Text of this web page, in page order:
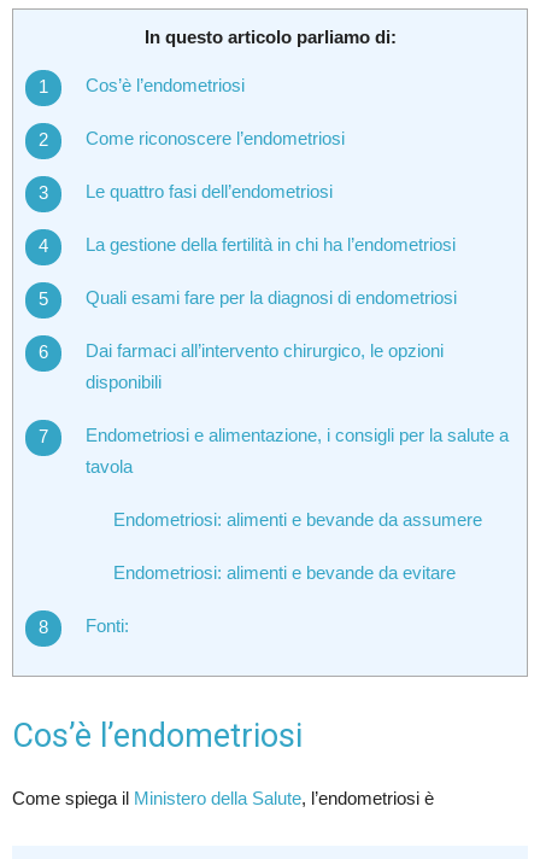
In questo articolo parliamo di:
Cos’è l’endometriosi
Come riconoscere l’endometriosi
Le quattro fasi dell’endometriosi
La gestione della fertilità in chi ha l’endometriosi
Quali esami fare per la diagnosi di endometriosi
Dai farmaci all’intervento chirurgico, le opzioni
disponibili
Endometriosi e alimentazione, i consigli per la salute a
tavola
Endometriosi: alimenti e bevande da assumere
Endometriosi: alimenti e bevande da evitare
Fonti:
Cos’è l’endometriosi
Come spiega il Ministero della Salute, l’endometriosi è